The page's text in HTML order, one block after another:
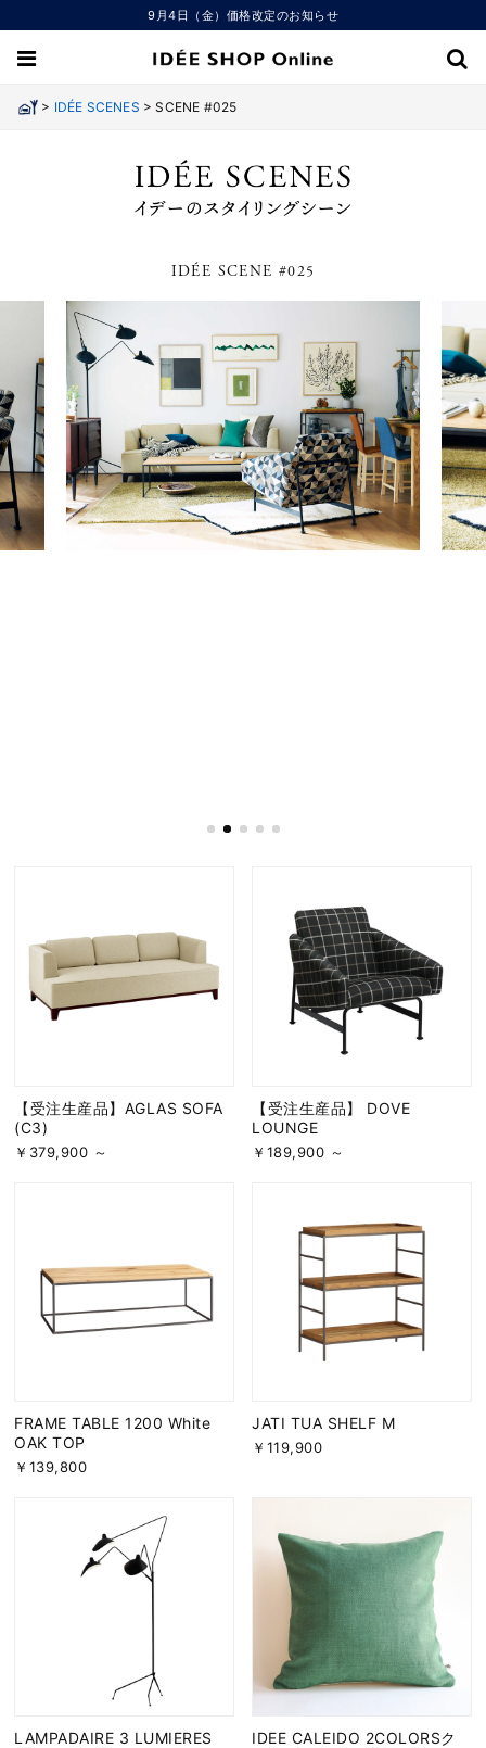
9月4日（金）価格改定のお知らせ
> IDÉE SCENES >SCENE #025
IDÉE SCENE #025
【受注生産品】AGLAS SOFA
(C3)
￥379,900 ～
【受注生産品】 DOVE
LOUNGE
￥189,900 ～
FRAME TABLE 1200 White
OAK TOP
￥139,800
JATI TUA SHELF M
￥119,900
LAMPADAIRE 3 LUMIERES
IDEE CALEIDO 2COLORSク